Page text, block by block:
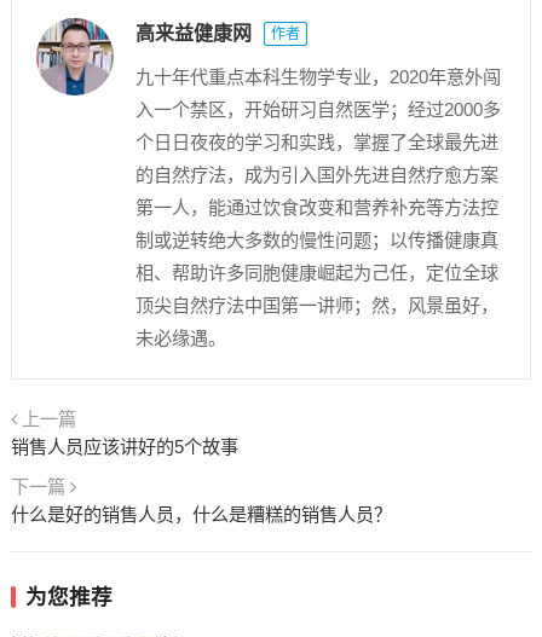
高来益健康网 作者
九十年代重点本科生物学专业，2020年意外闯
入一个禁区，开始研习自然医学；经过2000多
个日日夜夜的学习和实践，掌握了全球最先进
的自然疗法，成为引入国外先进自然疗愈方案
第一人，能通过饮食改变和营养补充等方法控
制或逆转绝大多数的慢性问题；以传播健康真
相、帮助许多同胞健康崛起为己任，定位全球
顶尖自然疗法中国第一讲师；然，风景虽好，
未必缘遇。
上一篇
销售人员应该讲好的5个故事
下一篇
什么是好的销售人员，什么是糟糕的销售人员？
为您推荐